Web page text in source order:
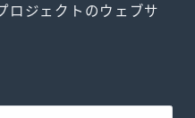
ロジェクトのウェブサ